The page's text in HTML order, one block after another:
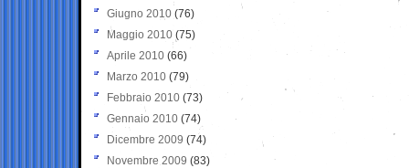
Giugno 2010 (76)
Maggio 2010 (75)
Aprile 2010 (66)
Marzo 2010 (79)
Febbraio 2010 (73)
Gennaio 2010 (74)
Dicembre 2009 (74)
Novembre 2009 (83)